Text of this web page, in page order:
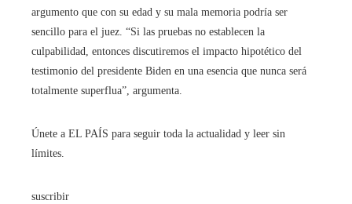
argumento que con su edad y su mala memoria podría ser
sencillo para el juez. “Si las pruebas no establecen la
culpabilidad, entonces discutiremos el impacto hipotético del
testimonio del presidente Biden en una esencia que nunca será
totalmente superflua”, argumenta.
Únete a EL PAÍS para seguir toda la actualidad y leer sin
límites.
suscribir